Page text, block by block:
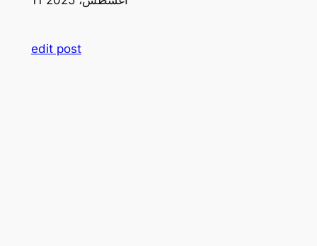
edit post